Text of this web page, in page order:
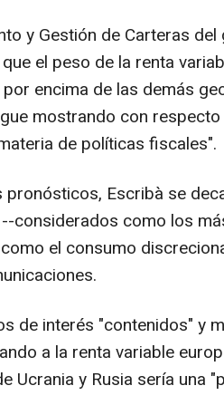
y Gestión de Carteras del
el peso de la renta
encima de las demás
mostrando con
de políticas fiscales".
Escribà se
considerados como los
el consumo
de interés "contenidos" y
a la renta variable
Ucrania y Rusia sería una